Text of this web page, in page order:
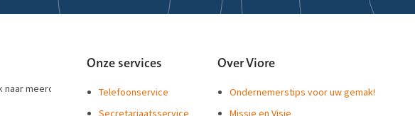
meerdere
Onze services
Telefoonservice
Secretariaatsservice
Over Viore
Ondernemerstips voor uw gemak!
Missie en Visie